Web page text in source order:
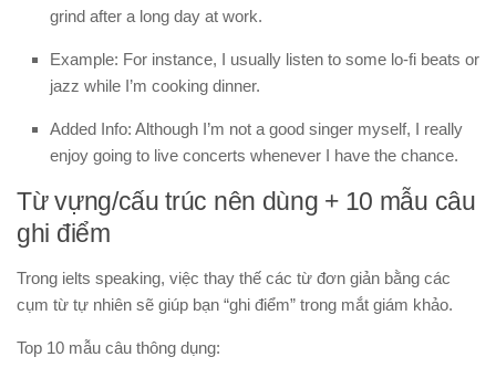
grind after a long day at work.
Example: For instance, I usually listen to some lo-fi beats or
jazz while I’m cooking dinner.
Added Info: Although I’m not a good singer myself, I really
enjoy going to live concerts whenever I have the chance.
Từ vựng/cấu trúc nên dùng + 10 mẫu câu
ghi điểm
Trong ielts speaking, việc thay thế các từ đơn giản bằng các
cụm từ tự nhiên sẽ giúp bạn “ghi điểm” trong mắt giám khảo.
Top 10 mẫu câu thông dụng: